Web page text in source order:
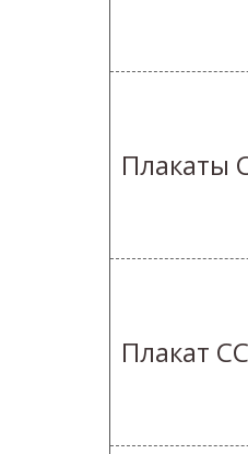
Плакаты
Плакат